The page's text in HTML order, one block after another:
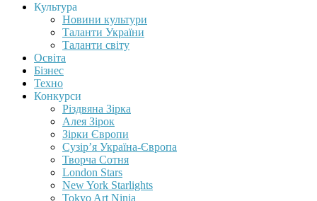
Культура
Новини культури
Таланти України
Таланти світу
Освіта
Бізнес
Техно
Конкурси
Різдвяна Зірка
Алея Зірок
Зірки Європи
Сузір’я Україна-Європа
Творча Сотня
London Stars
New York Starlights
Tokyo Art Ninja